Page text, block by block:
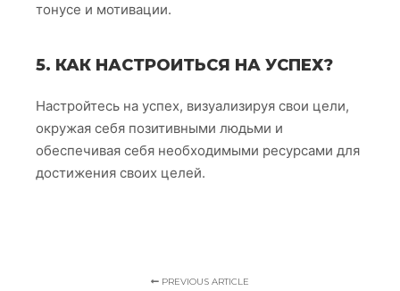
тонусе и мотивации.
5. КАК НАСТРОИТЬСЯ НА УСПЕХ?
Настройтесь на успех, визуализируя свои цели,
окружая себя позитивными людьми и
обеспечивая себя необходимыми ресурсами для
достижения своих целей.
PREVIOUS ARTICLE